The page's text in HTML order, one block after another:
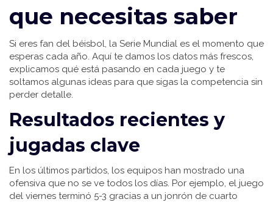
que necesitas saber
Si eres fan del béisbol, la Serie Mundial es el momento que
esperas cada año. Aquí te damos los datos más frescos,
explicamos qué está pasando en cada juego y te
soltamos algunas ideas para que sigas la competencia sin
perder detalle.
Resultados recientes y
jugadas clave
En los últimos partidos, los equipos han mostrado una
ofensiva que no se ve todos los días. Por ejemplo, el juego
del viernes terminó 5-3 gracias a un jonrón de cuarto